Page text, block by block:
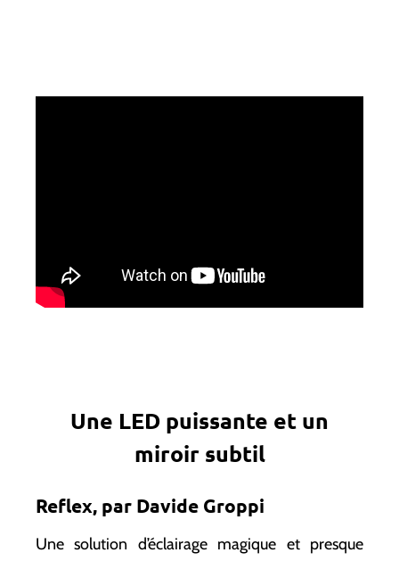
Une LED puissante et un
miroir subtil
Reflex, par Davide Groppi
Une solution d’éclairage magique et presque